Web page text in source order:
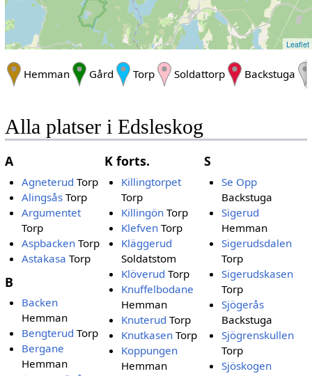
Leaflet
Hemman Gård Torp Soldattorp Backstuga
Alla platser i Edsleskog
A
Agneterud Torp
Alingsås Torp
Argumentet
Torp
Aspbacken Torp
Astakasa Torp
B
Backen
Hemman
Bengterud Torp
Bergane
Hemman
K forts.
Killingtorpet
Torp
Killingön Torp
Klefven Torp
Kläggerud
Soldatstom
Klöverud Torp
Knuffelbodane
Hemman
Knuterud Torp
Knutkasen Torp
Koppungen
Hemman
S
Se Opp
Backstuga
Sigerud
Hemman
Sigerudsdalen
Torp
Sigerudskasen
Torp
Sjögerås
Backstuga
Sjögrenskullen
Torp
Sjöskogen